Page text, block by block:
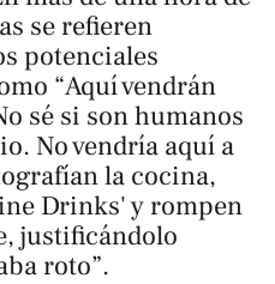
se refieren
potenciales
“Aquí vendrán
sé si son humanos
No vendría aquí a
la cocina,
Drinks' y rompen
justificándolo
roto”.